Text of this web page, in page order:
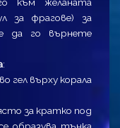
за фрагове) за
да го върнете
:
гел върху корала
за кратко под
образува тънка